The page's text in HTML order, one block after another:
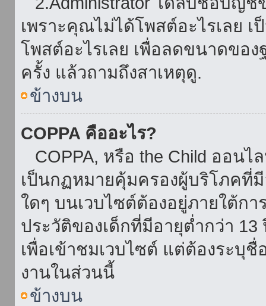
เพราะคุณไม่ได้โพสต์อะไรเลย
โพสต์อะไรเลย เพื่อลดขนาดขอ
ครั้ง แล้วถามถึงสาเหตุดู.
ข้างบน
COPPA คืออะไร?
COPPA, หรือ the Child ออนไ
เป็นกฏหมายคุ้มครองผู้บริโภคที่
ใดๆ บนเวบไซต์ต้องอยู่ภายใต้ก
ประวัติของเด็กที่มีอายุต่ำกว่า
เพื่อเข้าชมเวบไซต์ แต่ต้องระบุ
งานในส่วนนี้
ข้างบน